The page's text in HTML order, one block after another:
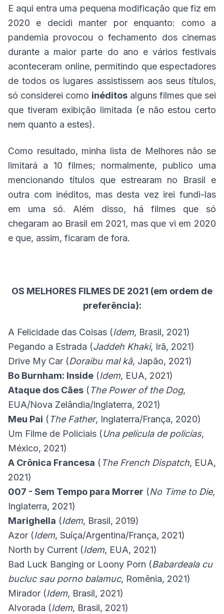
E aqui entra uma pequena modificação que fiz em
2020 e decidi manter por enquanto: como a
pandemia provocou o fechamento dos cinemas
durante a maior parte do ano e vários festivais
aconteceram online, permitindo que espectadores
de todos os lugares assistissem aos seus títulos,
só considerei como inéditos alguns filmes que sei
que tiveram exibição limitada (e não estou certo
nem quanto a estes).
Como resultado, minha lista de Melhores não se
limitará a 10 filmes; normalmente, publico uma
mencionando títulos que estrearam no Brasil e
outra com inéditos, mas desta vez irei fundi-las
em uma só. Além disso, há filmes que só
chegaram ao Brasil em 2021, mas que vi em 2020
e que, assim, ficaram de fora.
OS MELHORES FILMES DE 2021 (em ordem de
preferência):
A Felicidade das Coisas (Idem, Brasil, 2021)
Pegando a Estrada (Jaddeh Khaki, Irã, 2021)
Drive My Car (Doraibu mal kâ, Japão, 2021)
Bo Burnham: Inside (Idem, EUA, 2021)
Ataque dos Cães ( The Power of the Dog,
EUA/Nova Zelândia/Inglaterra, 2021)
Meu Pai ( The Father, Inglaterra/França, 2020)
Um Filme de Policiais (Una película de policías,
México, 2021)
A Crônica Francesa ( The French Dispatch, EUA,
2021)
007 - Sem Tempo para Morrer (No Time to Die,
Inglaterra, 2021)
Marighella (Idem, Brasil, 2019)
Azor (Idem, Suíça/Argentina/França, 2021)
North by Current (Idem, EUA, 2021)
Bad Luck Banging or Loony Porn (Babardeala cu
bucluc sau porno balamuc, Romênia, 2021)
Mirador (Idem, Brasil, 2021)
Alvorada (Idem, Brasil, 2021)